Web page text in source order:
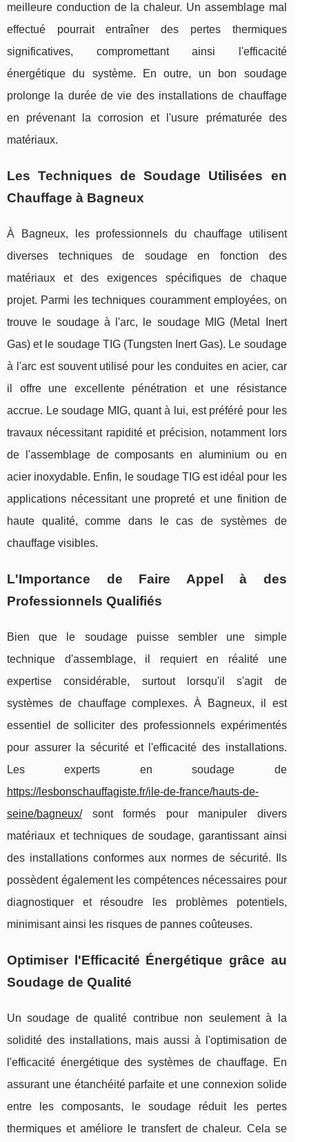
meilleure conduction de la chaleur. Un assemblage mal
effectué pourrait entraîner des pertes thermiques
significatives, compromettant ainsi l'efficacité
énergétique du système. En outre, un bon soudage
prolonge la durée de vie des installations de chauffage
en prévenant la corrosion et l'usure prématurée des
matériaux.
Les Techniques de Soudage Utilisées en
Chauffage à Bagneux
À Bagneux, les professionnels du chauffage utilisent
diverses techniques de soudage en fonction des
matériaux et des exigences spécifiques de chaque
projet. Parmi les techniques couramment employées, on
trouve le soudage à l'arc, le soudage MIG (Metal Inert
Gas) et le soudage TIG (Tungsten Inert Gas). Le soudage
à l'arc est souvent utilisé pour les conduites en acier, car
il offre une excellente pénétration et une résistance
accrue. Le soudage MIG, quant à lui, est préféré pour les
travaux nécessitant rapidité et précision, notamment lors
de l'assemblage de composants en aluminium ou en
acier inoxydable. Enfin, le soudage TIG est idéal pour les
applications nécessitant une propreté et une finition de
haute qualité, comme dans le cas de systèmes de
chauffage visibles.
L'Importance de Faire Appel à des
Professionnels Qualifiés
Bien que le soudage puisse sembler une simple
technique d'assemblage, il requiert en réalité une
expertise considérable, surtout lorsqu'il s'agit de
systèmes de chauffage complexes. À Bagneux, il est
essentiel de solliciter des professionnels expérimentés
pour assurer la sécurité et l'efficacité des installations.
Les experts en soudage de
https://lesbonschauffagiste.fr/ile-de-france/hauts-de-
seine/bagneux/sont formés pour manipuler divers
matériaux et techniques de soudage, garantissant ainsi
des installations conformes aux normes de sécurité. Ils
possèdent également les compétences nécessaires pour
diagnostiquer et résoudre les problèmes potentiels,
minimisant ainsi les risques de pannes coûteuses.
Optimiser l'Efficacité Énergétique grâce au
Soudage de Qualité
Un soudage de qualité contribue non seulement à la
solidité des installations, mais aussi à l'optimisation de
l'efficacité énergétique des systèmes de chauffage. En
assurant une étanchéité parfaite et une connexion solide
entre les composants, le soudage réduit les pertes
thermiques et améliore le transfert de chaleur. Cela se